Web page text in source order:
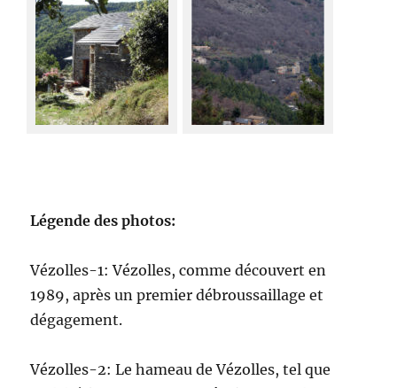
Légende des photos:
Vézolles-1: Vézolles, comme découvert en
1989, après un premier débroussaillage et
dégagement.
Vézolles-2: Le hameau de Vézolles, tel que